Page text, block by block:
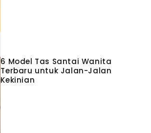
6 Model Tas Santai Wanita
Terbaru untuk Jalan-Jalan
Kekinian